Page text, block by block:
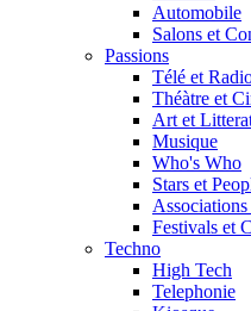
Automobile
Salons et
Passions
Télé et
Théàtre et
Art et
Musique
Who's Who
Stars et
Festivals et
Techno
High Tech
Telephonie